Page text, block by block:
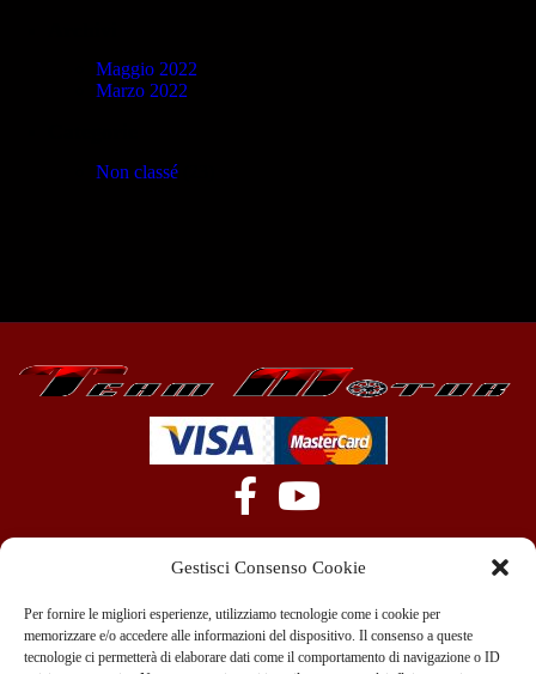
Gestisci Consenso Cookie
Per fornire le migliori esperienze, utilizziamo tecnologie come i cookie per
memorizzare e/o accedere alle informazioni del dispositivo. Il consenso a queste
tecnologie ci permetterà di elaborare dati come il comportamento di navigazione o ID
Maggio 2022
Marzo 2022
Non classé